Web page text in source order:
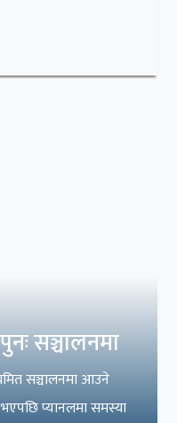
सञ्चालनमा
सञ्चालनमा आउने
प्यानलमा समस्या